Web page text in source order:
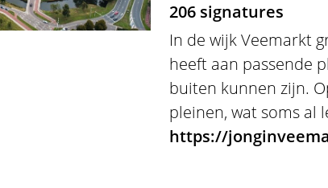
206 signatures
In de wijk Veemarkt
heeft aan passende
buiten kunnen zijn.
pleinen, wat soms al
https://